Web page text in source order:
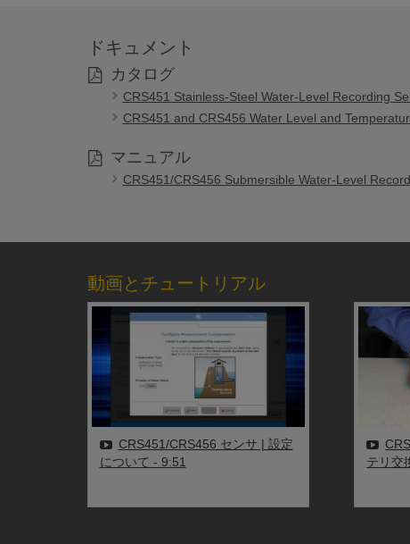
ドキュメント
カタログ
CRS451 Stainless-Steel Water-Level Recording
CRS451 and CRS456 Water Level and
マニュアル
CRS451/CRS456 Submersible Water-Level
動画とチュートリアル
CRS451/CRS456 センサ | 設定
について - 9:51
テリ交